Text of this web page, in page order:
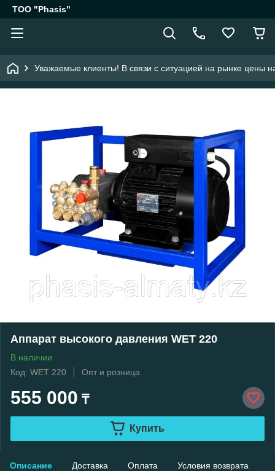
ТОО "Phasis"
Уважаемые клиенты! В связи с ситуацией на рынке цены
Аппарат высокого давления WET 220
В наличии
Код: WET 220
Опт и розница
555 000 ₸
Купить
Описание Доставка Оплата Условия возврата